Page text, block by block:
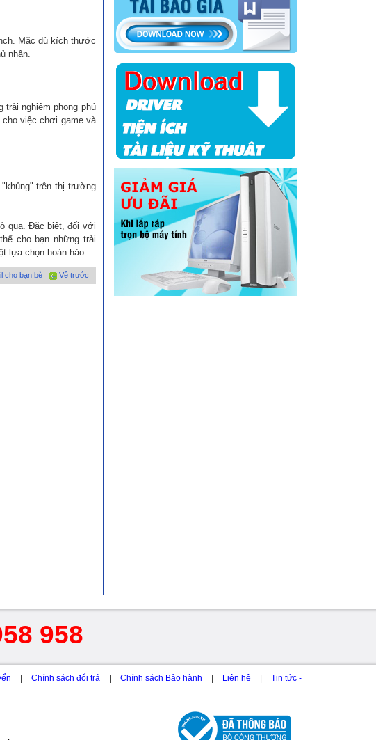
Mặc dù kích thước
nhận.
nghiệm phong phú
việc chơi game và
trên thị trường
qua. Đặc biệt, đối với
cho bạn những trải
lựa chọn hoàn hảo.
Về trước
cho bạn bè
958
Chính sách đổi trả Chính sách Bảo hành Liên hệ
Tin tức -